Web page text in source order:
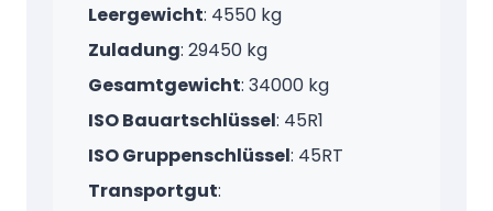
Leergewicht: 4550 kg
Zuladung: 29450 kg
Gesamtgewicht: 34000 kg
ISO Bauartschlüssel: 45R1
ISO Gruppenschlüssel: 45RT
Transportgut: